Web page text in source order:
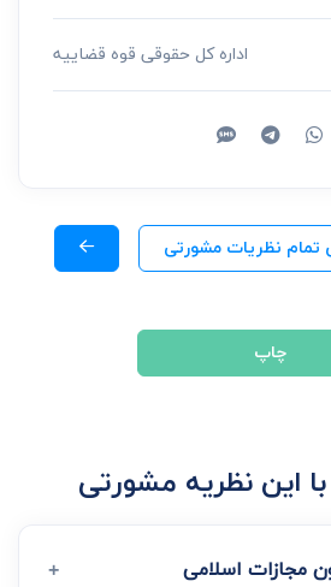
اداره کل حقوقی قوه قضاییه
تمام نظریات مشورتی
چاپ
این نظریه مشورتی